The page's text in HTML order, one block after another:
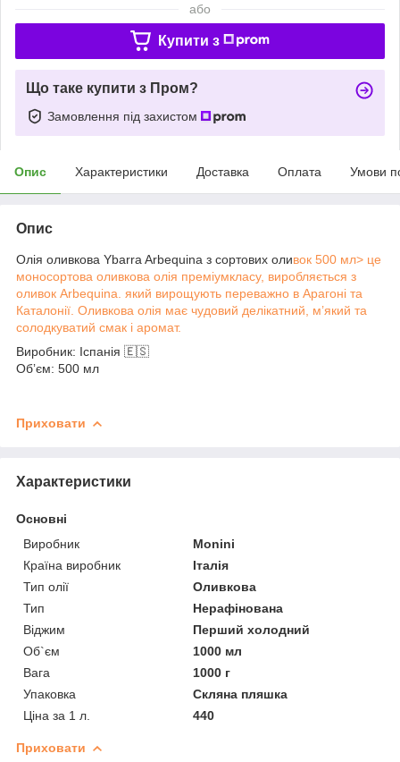
або
Купити з
Що таке купити з Пром?
Замовлення під захистом
Опис Характеристики Доставка Оплата Умови
Опис
Олія оливкова Ybarra Arbequina з сортових оливок 500 мл> це
моносортова оливкова олія преміумкласу, виробляється з
оливок Arbequina. який вирощують переважно в Арагоні та
Каталонії. Оливкова олія має чудовий делікатний, м’який та
солодкуватий смак і аромат.
Виробник: Іспанія 🇪🇸
Обʼєм: 500 мл
Приховати
Характеристики
Основні
Виробник
Monini
Країна виробник
Італія
Тип олії
Оливкова
Тип
Нерафінована
Віджим
Перший холодний
Об`єм
1000 мл
Вага
1000 г
Упаковка
Скляна пляшка
Ціна за 1 л.
440
Приховати